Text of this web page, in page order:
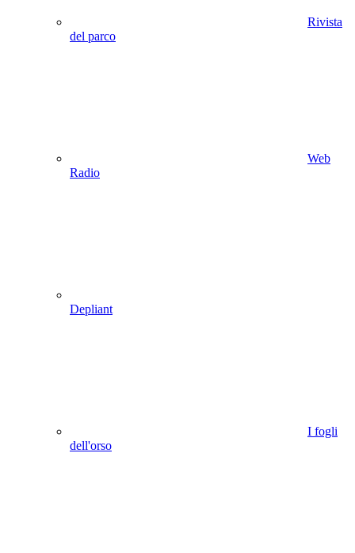
Rivista
del parco
Web
Radio
Depliant
I fogli
dell'orso